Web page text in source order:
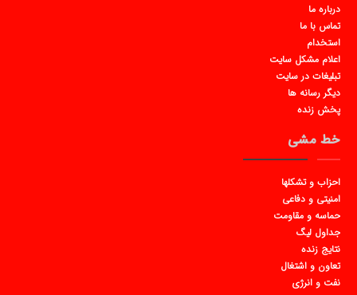
درباره ما
تماس با ما
استخدام
اعلام مشکل سایت
تبلیغات در سایت
دیگر رسانه ها
پخش زنده
خط مشی
احزاب و تشکلها
امنیتی و دفاعی
حماسه و مقاومت
جداول لیگ
نتایج زنده
تعاون و اشتغال
نفت و انرژی